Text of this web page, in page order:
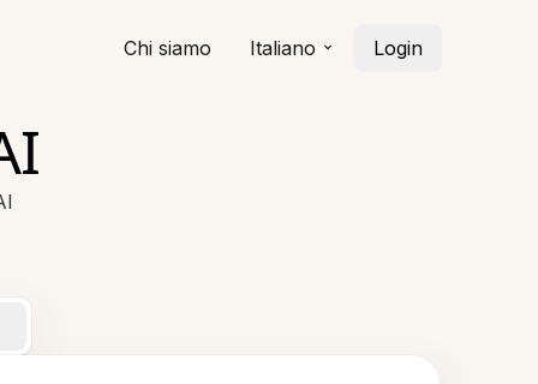
Chi siamo Italiano Login